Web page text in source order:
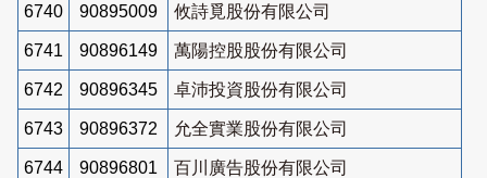
6740 90895009 攸詩覓股份有限公司
6741 90896149 萬陽控股股份有限公司
6742 90896345 卓沛投資股份有限公司
6743 90896372 允全實業股份有限公司
6744 90896801 百川廣告股份有限公司